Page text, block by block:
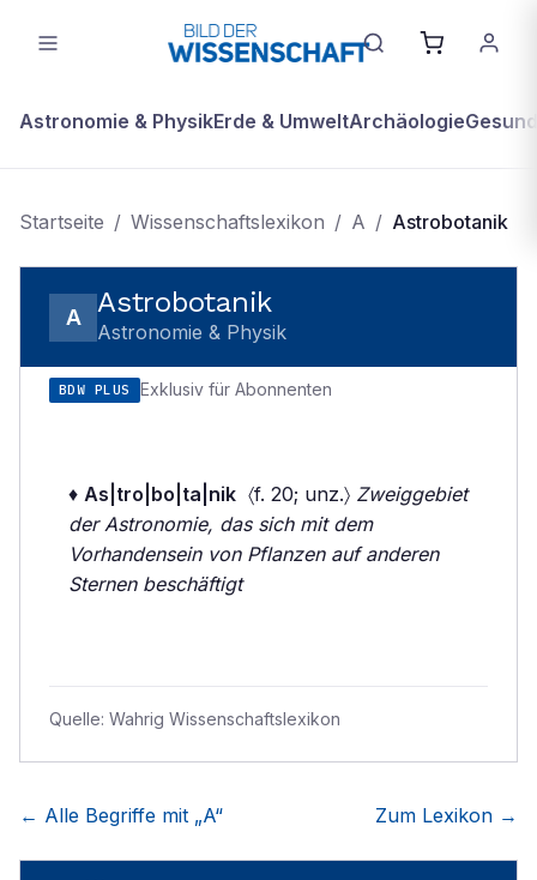
Astronomie & PhysikErde & UmweltArchäologie
Startseite / Wissenschaftslexikon / A / Astrobotanik
A Astrobotanik
Astronomie & Physik
BDW PLUS Exklusiv für Abonnenten
♦ As|tro|bo|ta|nik 〈f. 20; unz.〉 Zweiggebiet
der Astronomie, das sich mit dem
Vorhandensein von Pflanzen auf anderen
Sternen beschäftigt
Quelle: Wahrig Wissenschaftslexikon
← Alle Begriffe mit „A“ Zum Lexikon →